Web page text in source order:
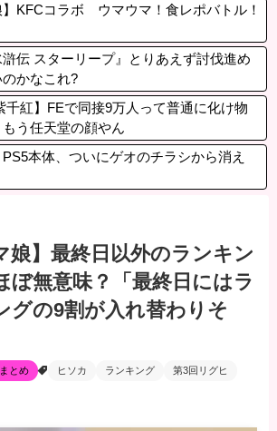
】KFCコラボ ウマウマ！食レポバトル！
滸伝 スターリープ』とりあえず討伐進め
かなこれ?
千紅】FEで同接9万人って普通に化け物
もう任天堂の顔やん
PS5本体、ついにゲオのチラシから消え
娘】最終日以外のランキン
ぼ無意味？「最終日にはラ
グの9割が入れ替わりそ
とめ ヒソカ ランキング 第3回リグヒ